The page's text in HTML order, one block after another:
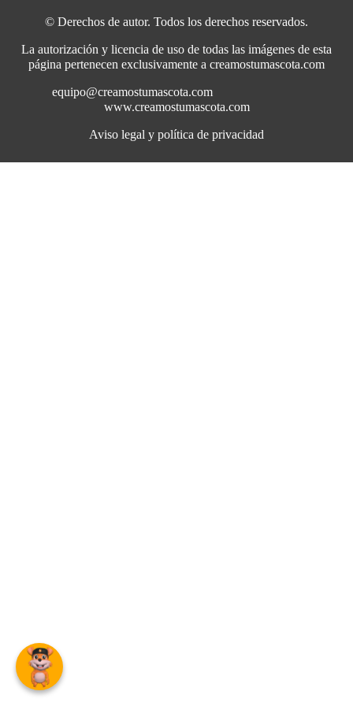
© Derechos de autor. Todos los derechos reservados.
La autorización y licencia de uso de todas las imágenes de esta
página pertenecen exclusivamente a creamostumascota.com
equipo@creamostumascota.com
www.creamostumascota.com
Aviso legal y política de privacidad